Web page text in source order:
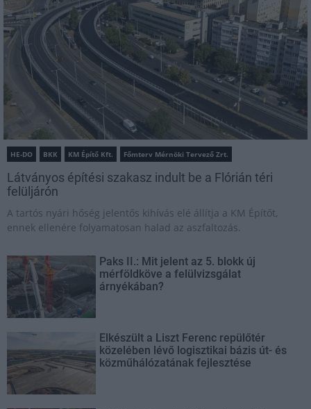
HE-DO BKK KM Építő Kft. Főmterv Mérnöki Tervező Zrt.
Látványos építési szakasz indult be a Flórián téri
felüljárón
A tartós nyári hőség jelentős kihívás elé állítja a KM Építőt,
ennek ellenére folyamatosan halad az aszfaltozás.
Paks II.: Mit jelent az 5. blokk új
mérföldköve a felülvizsgálat
árnyékában?
Elkészült a Liszt Ferenc repülőtér
közelében lévő logisztikai bázis út- és
közműhálózatának fejlesztése